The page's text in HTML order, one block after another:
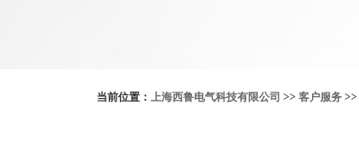
当前位置： 上海西鲁电气科技有限公司 >> 客户服务 >>